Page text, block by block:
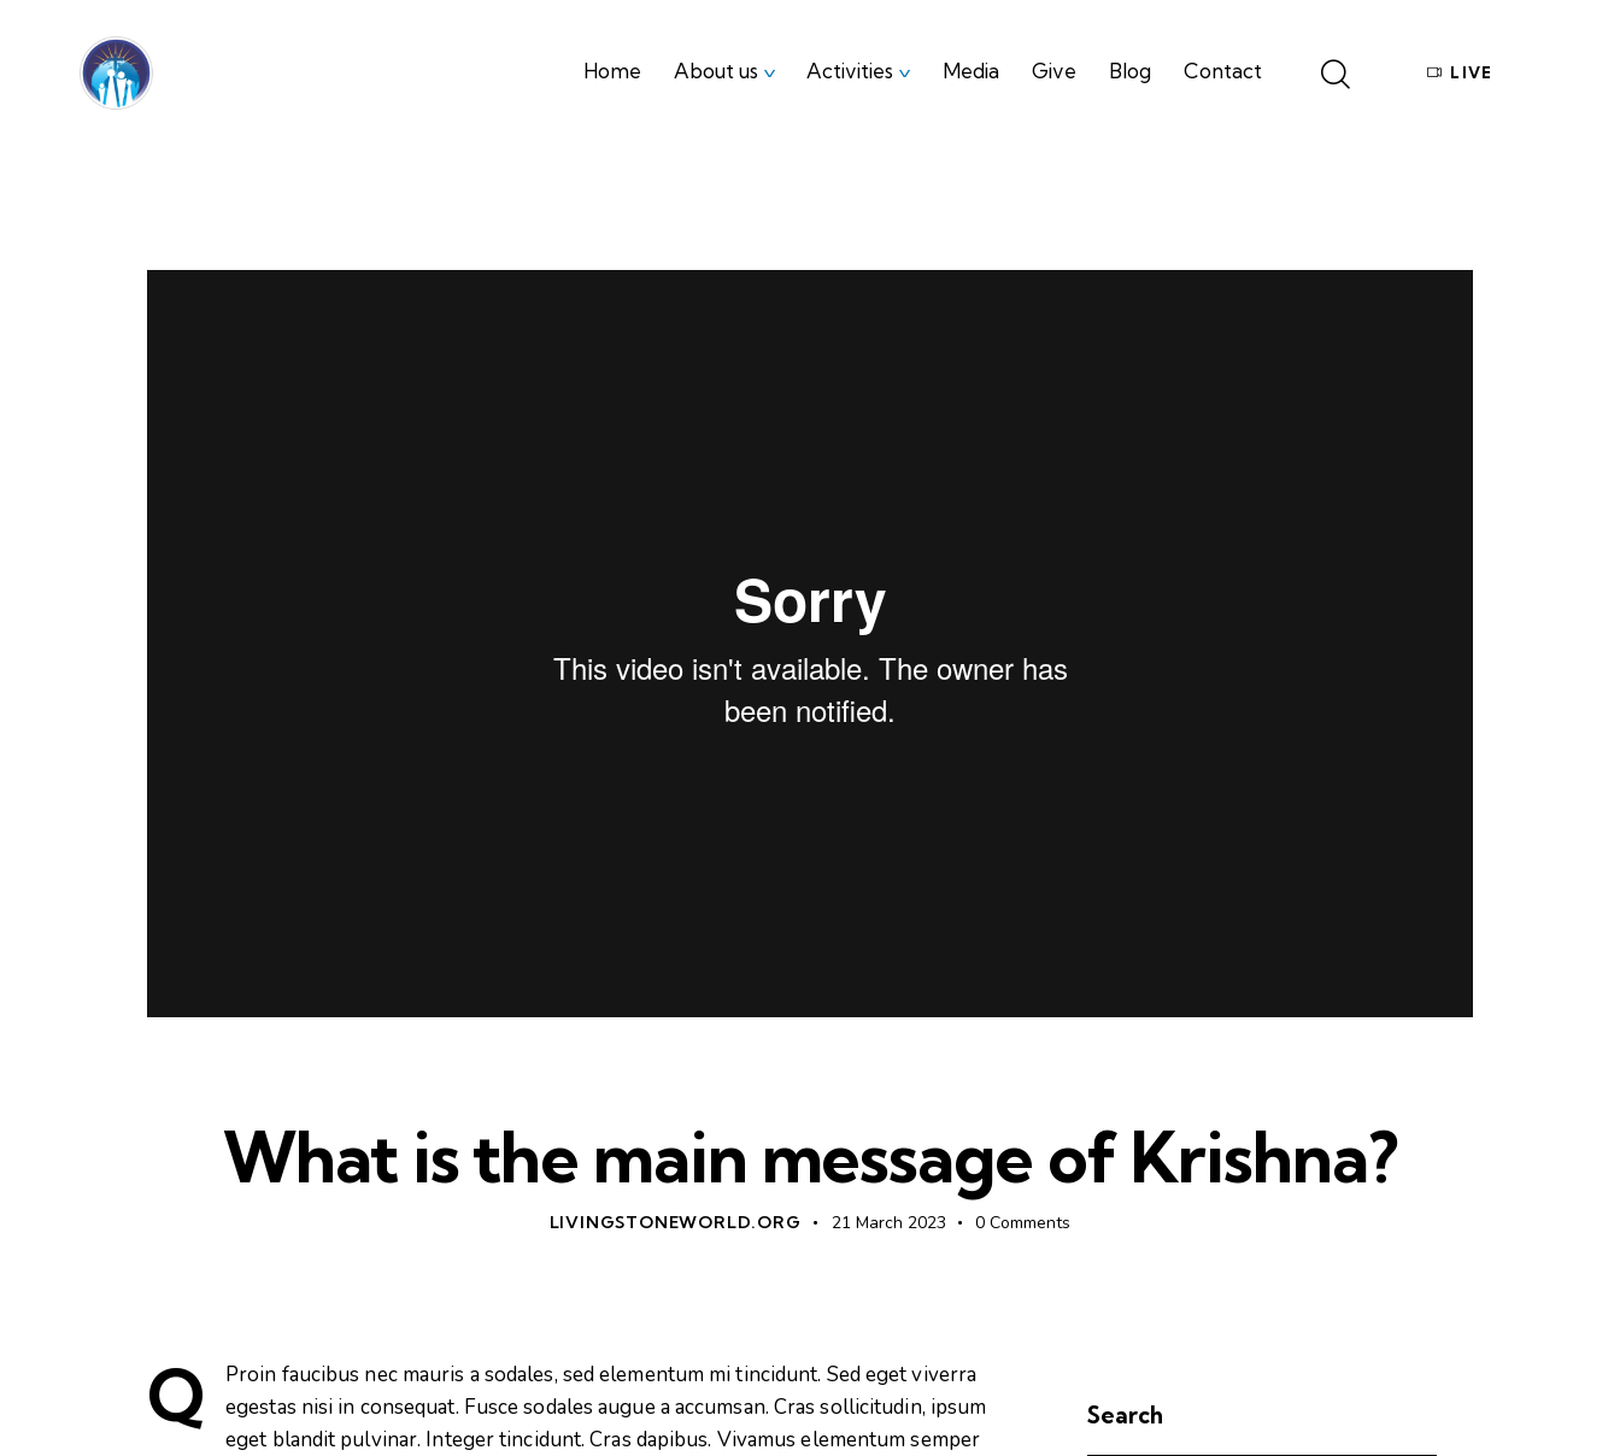
Home About us Activities Media Give Blog Contact LIVE
What is the main message of Krishna?
LIVINGSTONEWORLD.ORG 21 March 2023 0 Comments
Q
Proin faucibus nec mauris a sodales, sed elementum mi tincidunt. Sed eget viverra
egestas nisi in consequat. Fusce sodales augue a accumsan. Cras sollicitudin, ipsum
eget blandit pulvinar. Integer tincidunt. Cras dapibus. Vivamus elementum semper
Search